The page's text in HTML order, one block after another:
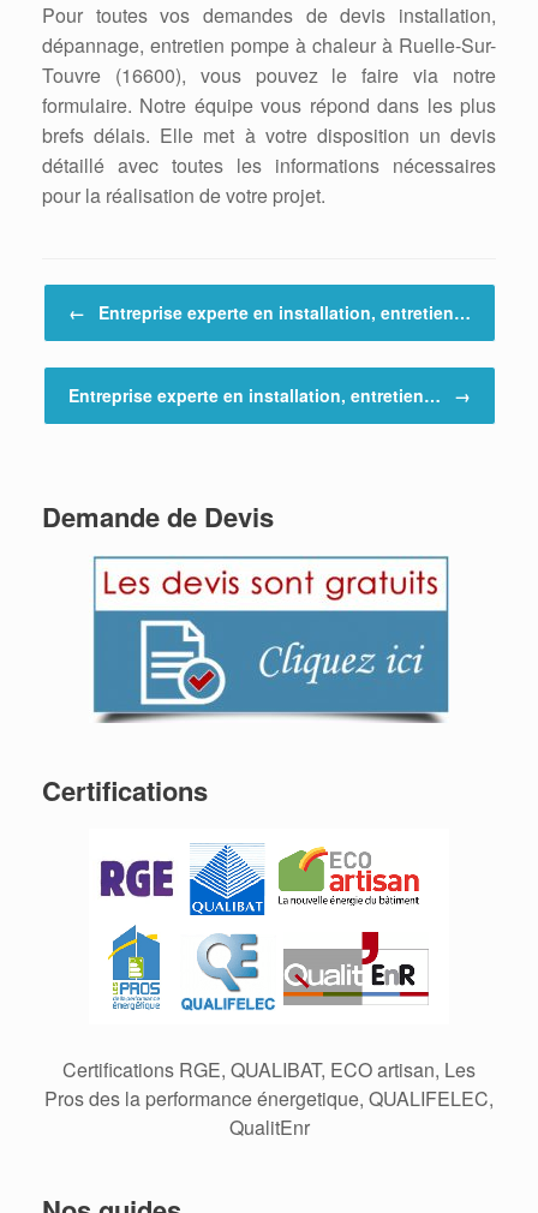
Pour toutes vos demandes de devis installation,
dépannage, entretien pompe à chaleur à Ruelle-Sur-
Touvre (16600), vous pouvez le faire via notre
formulaire. Notre équipe vous répond dans les plus
brefs délais. Elle met à votre disposition un devis
détaillé avec toutes les informations nécessaires
pour la réalisation de votre projet.
← Entreprise experte en installation, entretien…
Entreprise experte en installation, entretien… →
Demande de Devis
Certifications
Certifications RGE, QUALIBAT, ECO artisan, Les
Pros des la performance énergetique, QUALIFELEC,
QualitEnr